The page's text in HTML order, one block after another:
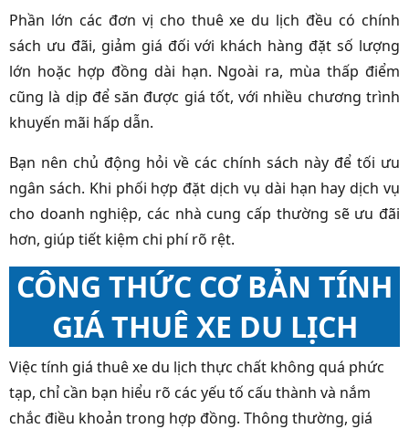
Phần lớn các đơn vị cho thuê xe du lịch đều có chính
sách ưu đãi, giảm giá đối với khách hàng đặt số lượng
lớn hoặc hợp đồng dài hạn. Ngoài ra, mùa thấp điểm
cũng là dịp để săn được giá tốt, với nhiều chương trình
khuyến mãi hấp dẫn.
Bạn nên chủ động hỏi về các chính sách này để tối ưu
ngân sách. Khi phối hợp đặt dịch vụ dài hạn hay dịch vụ
cho doanh nghiệp, các nhà cung cấp thường sẽ ưu đãi
hơn, giúp tiết kiệm chi phí rõ rệt.
CÔNG THỨC CƠ BẢN TÍNH
GIÁ THUÊ XE DU LỊCH
Việc tính giá thuê xe du lịch thực chất không quá phức
tạp, chỉ cần bạn hiểu rõ các yếu tố cấu thành và nắm
chắc điều khoản trong hợp đồng. Thông thường, giá